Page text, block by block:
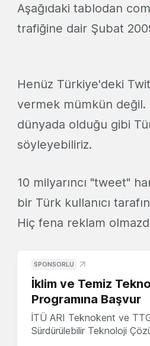
Aşağıdaki tablodan
trafiğine dair Şubat
Henüz Türkiye'deki
vermek mümkün değil.
dünyada olduğu gibi
söyleyebiliriz.
10 milyarıncı "tweet"
bir Türk kullanıcı
Hiç fena reklam
SPONSORLU
İklim ve Temiz
Programına Başvur
İTÜ ARI Teknokent ve
Sürdürülebilir Teknoloji